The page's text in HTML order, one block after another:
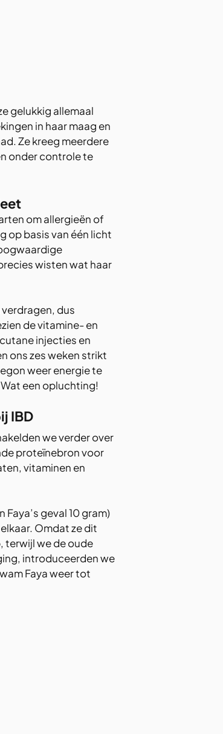
gelukkig allemaal
in haar maag en
Ze kreeg meerdere
onder controle te
om allergieën of
op basis van één licht
wisten wat haar
dus
de vitamine- en
injecties en
ons zes weken strikt
weer energie te
een opluchting!
IBD
we verder over
proteïnebron voor
vitaminen en
geval 10 gram)
Omdat ze dit
terwijl we de oude
introduceerden we
Faya weer tot